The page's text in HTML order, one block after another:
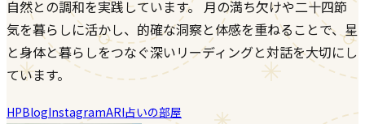
自然との調和を実践しています。 月の満ち欠けや二十四節
気を暮らしに活かし、的確な洞察と体感を重ねることで、星
と身体と暮らしをつなぐ深いリーディングと対話を大切にし
ています。
HPBlogInstagramARI占いの部屋